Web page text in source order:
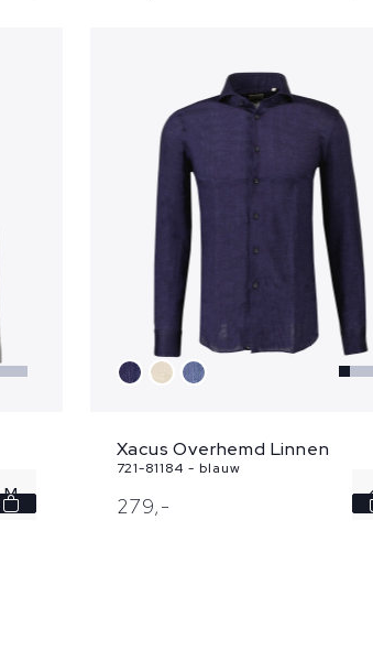
M
Xacus Overhemd Linnen
721-81184 - blauw
279,-